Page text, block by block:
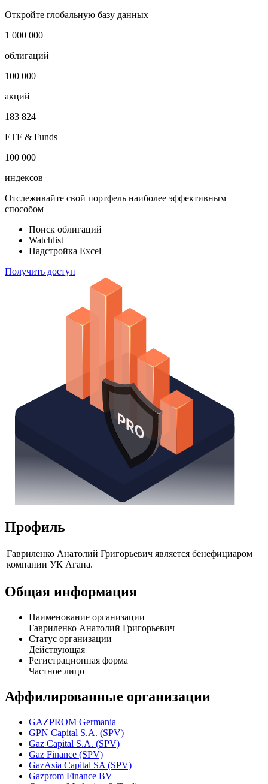
Откройте глобальную базу данных
1 000 000
облигаций
100 000
акций
183 824
ETF & Funds
100 000
индексов
Отслеживайте свой портфель наиболее эффективным
способом
Поиск облигаций
Watchlist
Надстройка Excel
Получить доступ
Профиль
Гавриленко Анатолий Григорьевич является бенефициаром
компании УК Агана.
Общая информация
Наименование организации
Гавриленко Анатолий Григорьевич
Статус организации
Действующая
Регистрационная форма
Частное лицо
Аффилированные организации
GAZPROM Germania
GPN Capital S.A. (SPV)
Gaz Capital S.A. (SPV)
Gaz Finance (SPV)
GazAsia Capital SA (SPV)
Gazprom Finance BV